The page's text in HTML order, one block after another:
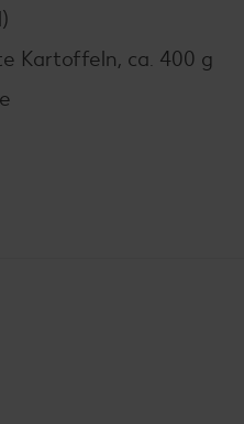
Kartoffeln, ca. 400 g